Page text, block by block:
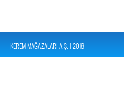
KEREM MAĞAZALARI A.Ş. | 2018